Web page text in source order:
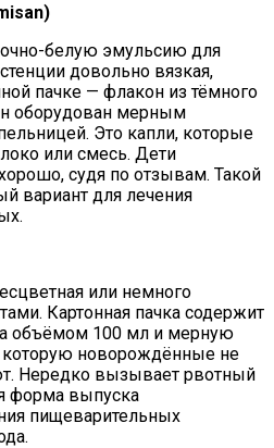
белую эмульсию для
довольно вязкая,
пачке — флакон из тёмного
оборудован мерным
Это капли, которые
или смесь. Дети
судя по отзывам. Такой
вариант для лечения
или немного
Картонная пачка содержит
объёмом 100 мл и мерную
которую новорождённые не
Нередко вызывает рвотный
форма выпуска
пищеварительных